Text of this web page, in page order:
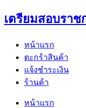
เตรียมสอบรา
หน้าแรก
ตะกร้าสินค้า
แจ้งชำระเงิน
ร้านค้า
หน้าแรก